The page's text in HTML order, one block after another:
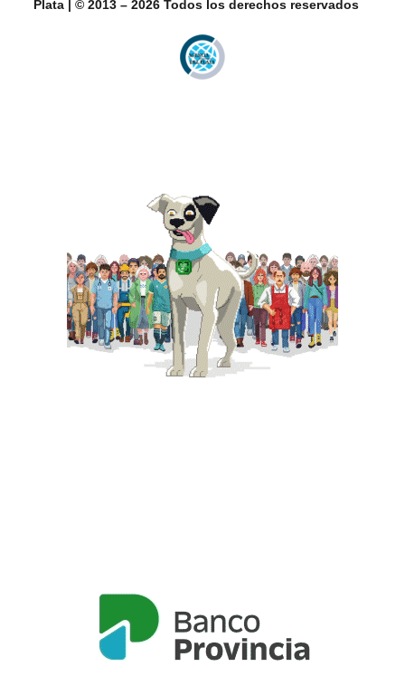
Plata | © 2013 – 2026 Todos los derechos reservados